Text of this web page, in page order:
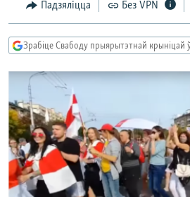
пошукуБЕЛАРУСЫ НА ВАЙНЕ
КУЛЬТУРА
КАЛЯНДАР
АЎДЫЁКНІГІ
МОВА
НА ХВАЛЯХ СВАБОДЫ
TWITTER
Усе сайты РС/РСЭ
Падзяліцца Без VPN
Зрабіце Свабоду прыярытэтнай крыніцай